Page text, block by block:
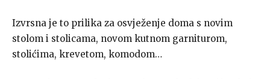
Izvrsna je to prilika za osvježenje doma s novim
stolom i stolicama, novom kutnom garniturom,
stolićima, krevetom, komodom…